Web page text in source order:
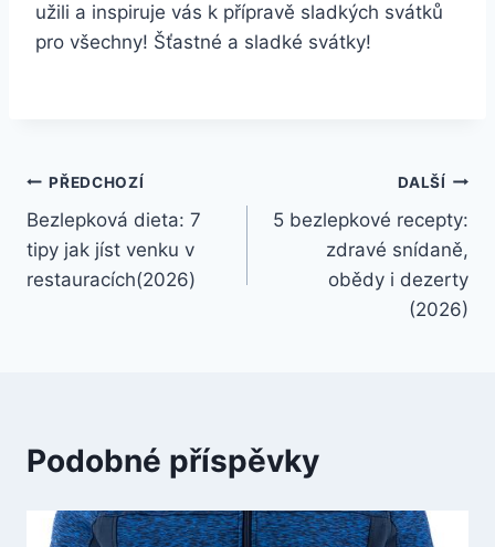
užili a inspiruje vás k přípravě sladkých svátků⁤
pro všechny! Šťastné a⁤ sladké svátky!
Navigace
pro
příspěvek
PŘEDCHOZÍ
Bezlepková dieta: 7
tipy jak jíst venku v
restauracích(2026)
DALŠÍ
5 bezlepkové recepty:
zdravé snídaně,
obědy i dezerty
(2026)
Podobné příspěvky